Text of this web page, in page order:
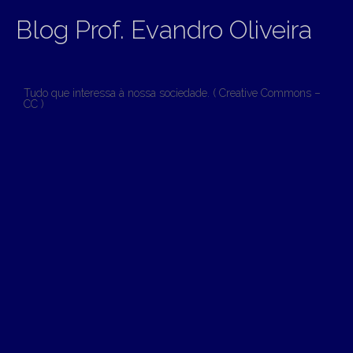
Blog Prof. Evandro Oliveira
Tudo que interessa à nossa sociedade. ( Creative Commons –
CC )